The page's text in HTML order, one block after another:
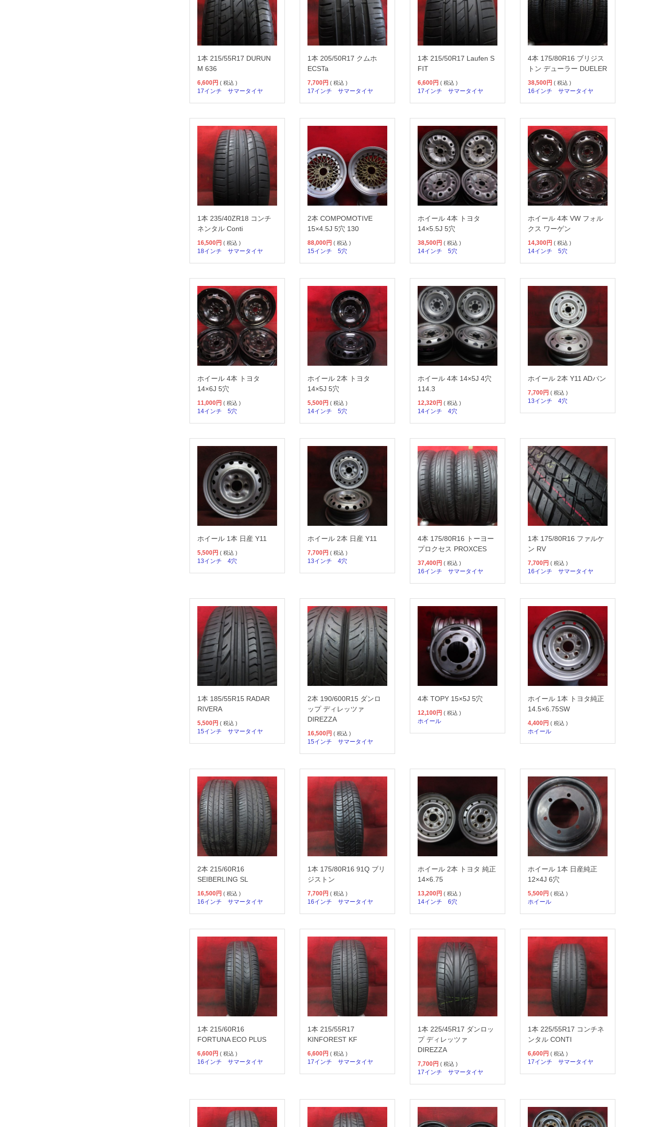
1本 215/55R17 DURUN
M 636
6,600円 ( 税込 )
17インチ サマータイヤ
1本 205/50R17 クムホ
ECSTa
7,700円 ( 税込 )
17インチ サマータイヤ
1本 215/50R17 Laufen S
FIT
6,600円 ( 税込 )
17インチ サマータイヤ
4本 175/80R16 ブリジス
トン デューラー DUELER
38,500円 ( 税込 )
16インチ サマータイヤ
1本 235/40ZR18 コンチ
ネンタル Conti
16,500円 ( 税込 )
18インチ サマータイヤ
2本 COMPOMOTIVE
15×4.5J 5穴 130
88,000円 ( 税込 )
15インチ 5穴
ホイール 4本 トヨタ
14×5.5J 5穴
38,500円 ( 税込 )
14インチ 5穴
ホイール 4本 VW フォル
クス ワーゲン
14,300円 ( 税込 )
14インチ 5穴
ホイール 4本 トヨタ
14×6J 5穴
11,000円 ( 税込 )
14インチ 5穴
ホイール 2本 トヨタ
14×5J 5穴
5,500円 ( 税込 )
14インチ 5穴
ホイール 4本 14×5J 4穴
114.3
12,320円 ( 税込 )
14インチ 4穴
ホイール 2本 Y11 ADバン
7,700円 ( 税込 )
13インチ 4穴
ホイール 1本 日産 Y11
5,500円 ( 税込 )
13インチ 4穴
ホイール 2本 日産 Y11
7,700円 ( 税込 )
13インチ 4穴
4本 175/80R16 トーヨー
プロクセス PROXCES
37,400円 ( 税込 )
16インチ サマータイヤ
1本 175/80R16 ファルケ
ン RV
7,700円 ( 税込 )
16インチ サマータイヤ
1本 185/55R15 RADAR
RIVERA
5,500円 ( 税込 )
15インチ サマータイヤ
2本 190/600R15 ダンロ
ップ ディレッツァ
DIREZZA
16,500円 ( 税込 )
15インチ サマータイヤ
4本 TOPY 15×5J 5穴
12,100円 ( 税込 )
ホイール
ホイール 1本 トヨタ純正
14.5×6.75SW
4,400円 ( 税込 )
ホイール
2本 215/60R16
SEIBERLING SL
16,500円 ( 税込 )
16インチ サマータイヤ
1本 175/80R16 91Q ブリ
ジストン
7,700円 ( 税込 )
16インチ サマータイヤ
ホイール 2本 トヨタ 純正
14×6.75
13,200円 ( 税込 )
14インチ 6穴
ホイール 1本 日産純正
12×4J 6穴
5,500円 ( 税込 )
ホイール
1本 215/60R16
FORTUNA ECO PLUS
6,600円 ( 税込 )
16インチ サマータイヤ
1本 215/55R17
KINFOREST KF
6,600円 ( 税込 )
17インチ サマータイヤ
1本 225/45R17 ダンロッ
プ ディレッツァ
DIREZZA
7,700円 ( 税込 )
17インチ サマータイヤ
1本 225/55R17 コンチネ
ンタル CONTI
6,600円 ( 税込 )
17インチ サマータイヤ